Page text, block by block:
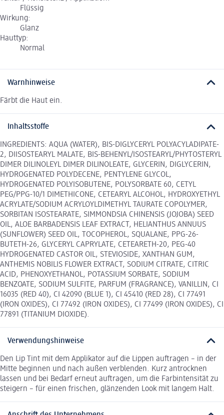
Flüssig
Wirkung:
Glanz
Hauttyp:
Normal
Warnhinweise
Färbt die Haut ein.
Inhaltsstoffe
INGREDIENTS: AQUA (WATER), BIS-DIGLYCERYL POLYACYLADIPATE-
2, DIISOSTEARYL MALATE, BIS-BEHENYL/ISOSTEARYL/PHYTOSTERYL
DIMER DILINOLEYL DIMER DILINOLEATE, GLYCERIN, DIGLYCERIN,
HYDROGENATED POLYDECENE, PENTYLENE GLYCOL,
HYDROGENATED POLYISOBUTENE, POLYSORBATE 60, CETYL
PEG/PPG-10/1 DIMETHICONE, CETEARYL ALCOHOL, HYDROXYETHYL
ACRYLATE/SODIUM ACRYLOYLDIMETHYL TAURATE COPOLYMER,
SORBITAN ISOSTEARATE, SIMMONDSIA CHINENSIS (JOJOBA) SEED
OIL, ALOE BARBADENSIS LEAF EXTRACT, HELIANTHUS ANNUUS
(SUNFLOWER) SEED OIL, TOCOPHEROL, SQUALANE, PPG-26-
BUTETH-26, GLYCERYL CAPRYLATE, CETEARETH-20, PEG-40
HYDROGENATED CASTOR OIL, STEVIOSIDE, XANTHAN GUM,
ANTHEMIS NOBILIS FLOWER EXTRACT, SODIUM CITRATE, CITRIC
ACID, PHENOXYETHANOL, POTASSIUM SORBATE, SODIUM
BENZOATE, SODIUM SULFITE, PARFUM (FRAGRANCE), VANILLIN, CI
16035 (RED 40), CI 42090 (BLUE 1), CI 45410 (RED 28), CI 77491
(IRON OXIDES), CI 77492 (IRON OXIDES), CI 77499 (IRON OXIDES), CI
77891 (TITANIUM DIOXIDE).
Verwendungshinweise
Den Lip Tint mit dem Applikator auf die Lippen auftragen – in der
Mitte beginnen und nach außen verblenden. Kurz antrocknen
lassen und bei Bedarf erneut auftragen, um die Farbintensität zu
steigern – für einen frischen, glänzenden Look mit langem Halt.